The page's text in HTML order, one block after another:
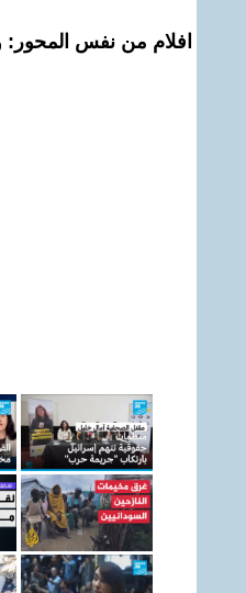
افلام من نفس المحور: